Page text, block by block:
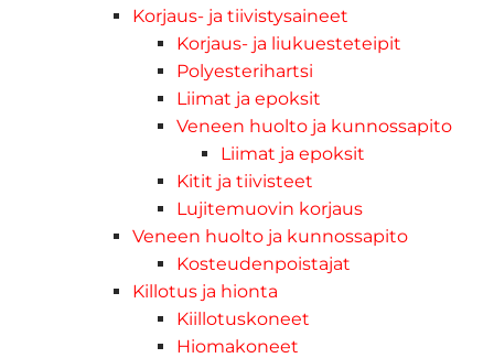
Korjaus- ja tiivistysaineet
Korjaus- ja liukuesteteipit
Polyesterihartsi
Liimat ja epoksit
Veneen huolto ja kunnossapito
Liimat ja epoksit
Kitit ja tiivisteet
Lujitemuovin korjaus
Veneen huolto ja kunnossapito
Kosteudenpoistajat
Killotus ja hionta
Kiillotuskoneet
Hiomakoneet